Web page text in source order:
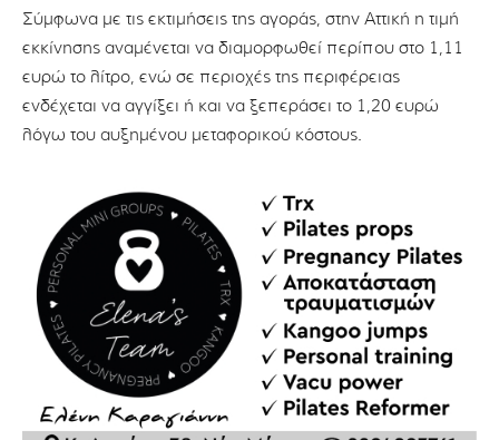
Σύμφωνα με τις εκτιμήσεις της αγοράς, στην Αττική η τιμή
εκκίνησης αναμένεται να διαμορφωθεί περίπου στο 1,11
ευρώ το λίτρο, ενώ σε περιοχές της περιφέρειας
ενδέχεται να αγγίξει ή και να ξεπεράσει το 1,20 ευρώ
λόγω του αυξημένου μεταφορικού κόστους.